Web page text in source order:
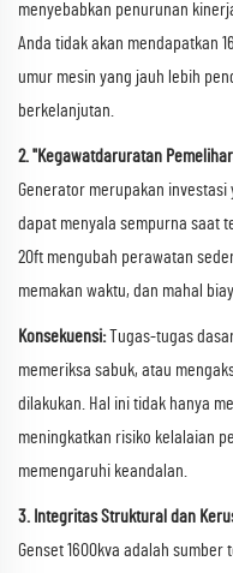
menyebabkan penurunan
Anda tidak akan mendapatkan
umur mesin yang jauh lebih
berkelanjutan.
2. "Kegawatdaruratan
Generator merupakan
dapat menyala sempurna saat
20ft mengubah perawatan
memakan waktu, dan mahal
Konsekuensi:Tugas-tugas
memeriksa sabuk, atau
dilakukan. Hal ini tidak hanya
meningkatkan risiko kelalaian
memengaruhi keandalan.
3. Integritas Struktural dan
Genset 1600kva adalah